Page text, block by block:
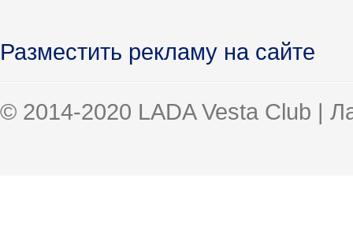
Разместить рекламу на сайте
© 2014-2020 LADA Vesta Club |